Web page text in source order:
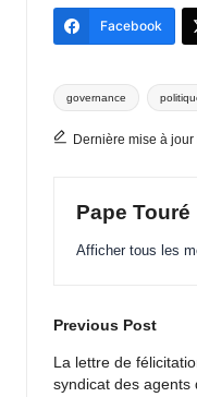
Facebook
Tags:
governance
Dernière mise à
Pape Touré
Afficher tous les
Post
Previous Post
La lettre de
syndicat des agents